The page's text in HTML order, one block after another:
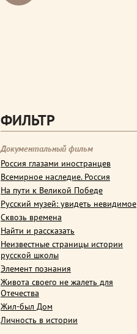
ФИЛЬТР
Документальный фильм
Россия глазами иностранцев
Всемирное наследие. Россия
На пути к Великой Победе
Русский музей: увидеть невидимое
Сквозь времена
Найти и рассказать
Неизвестные страницы истории
русской школы
Элемент познания
Живота своего не жалеть для
Отечества
Жил-был Дом
Личность в истории